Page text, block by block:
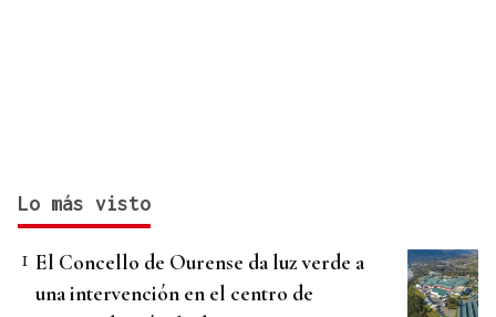
Lo más visto
El Concello de Ourense da luz verde a
una intervención en el centro de